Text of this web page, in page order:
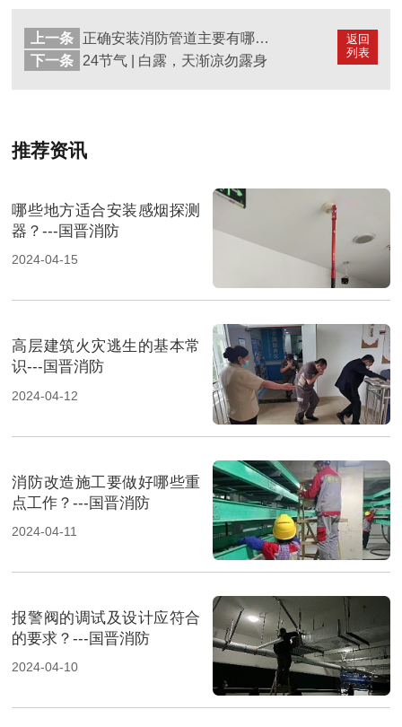
返回
列表
上一条
正确安装消防管道主要有哪些要求---国晋消防
下一条
24节气 | 白露，天渐凉勿露身
推荐资讯
哪些地方适合安装感烟探测
器？---国晋消防
2024-04-15
高层建筑火灾逃生的基本常
识---国晋消防
2024-04-12
消防改造施工要做好哪些重
点工作？---国晋消防
2024-04-11
报警阀的调试及设计应符合
的要求？---国晋消防
2024-04-10